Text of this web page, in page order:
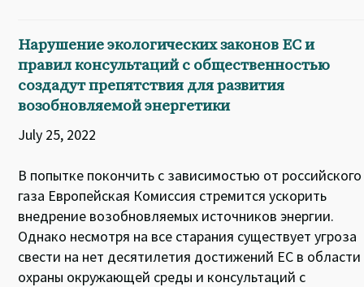
Нарушение экологических законов ЕС и
правил консультаций с общественностью
создадут препятствия для развития
возобновляемой энергетики
July 25, 2022
В попытке покончить с зависимостью от российского
газа Европейская Комиссия стремится ускорить
внедрение возобновляемых источников энергии.
Однако несмотря на все старания существует угроза
свести на нет десятилетия достижений ЕС в области
охраны окружающей среды и консультаций с